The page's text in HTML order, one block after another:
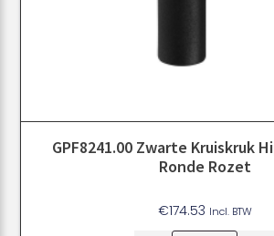
GPF8241.00 Zwarte Kruiskruk
Ronde Rozet
€174.53 Incl. BTW